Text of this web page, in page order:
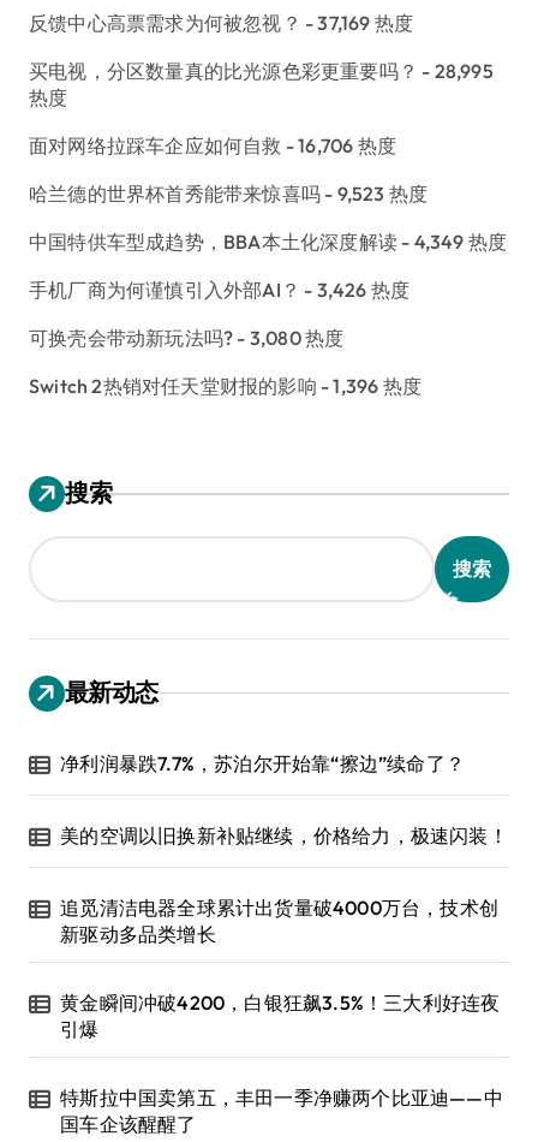
反馈中心高票需求为何被忽视？ - 37,169 热度
买电视，分区数量真的比光源色彩更重要吗？ - 28,995
热度
面对网络拉踩车企应如何自救 - 16,706 热度
哈兰德的世界杯首秀能带来惊喜吗 - 9,523 热度
中国特供车型成趋势，BBA本土化深度解读 - 4,349 热度
手机厂商为何谨慎引入外部AI？ - 3,426 热度
可换壳会带动新玩法吗? - 3,080 热度
Switch 2热销对任天堂财报的影响 - 1,396 热度
搜索
搜索
最新动态
净利润暴跌7.7%，苏泊尔开始靠“擦边”续命了？
美的空调以旧换新补贴继续，价格给力，极速闪装！
追觅清洁电器全球累计出货量破4000万台，技术创
新驱动多品类增长
黄金瞬间冲破4200，白银狂飙3.5%！三大利好连夜
引爆
特斯拉中国卖第五，丰田一季净赚两个比亚迪——中
国车企该醒醒了